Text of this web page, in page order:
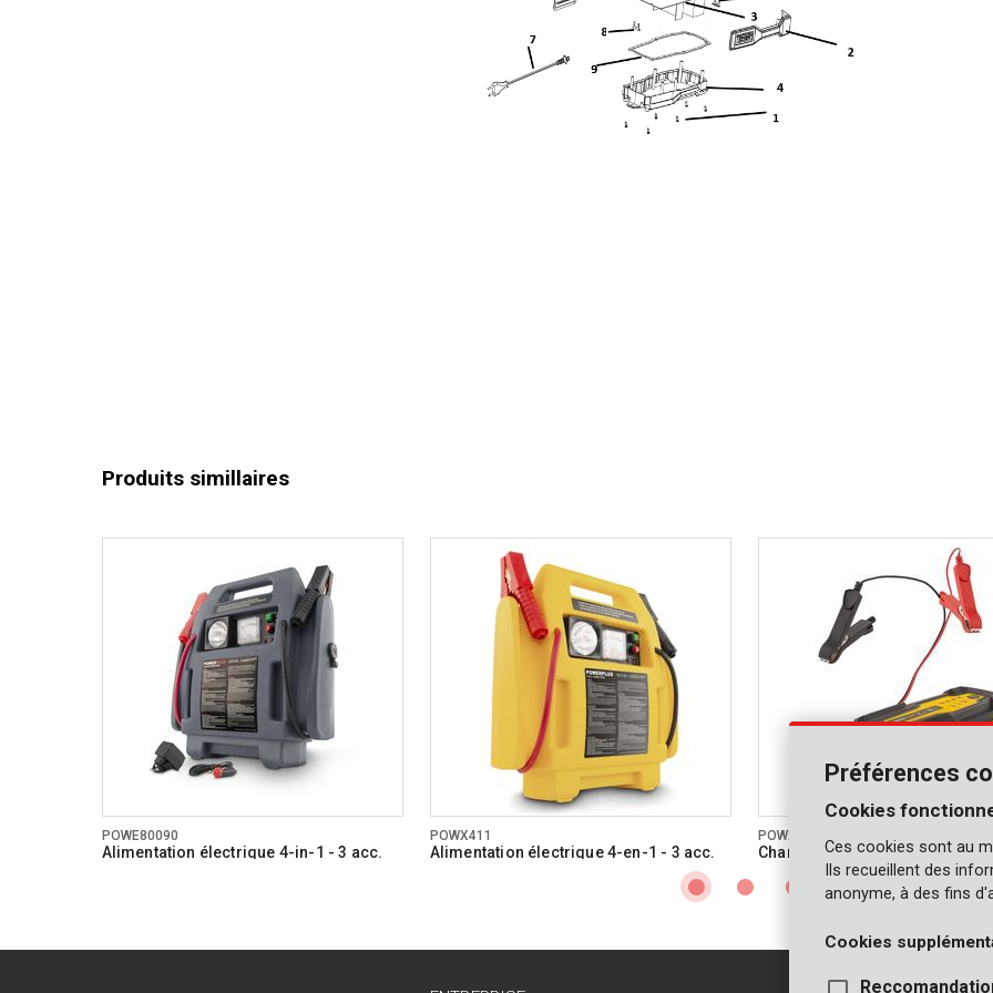
Indicateur de niveau de batterie
Indicateur d'alimentation
Produits simillaires
POWE80090
Alimentation électrique 4-in-1 - 3 acc.
POWX411
Alimentation électrique 4-en-1 - 3 acc.
POWX4201
Chargeur intelligent 12V 60Ah
Préférences
Cookies
Ces cookies sont au
Ils recueillent des
anonyme, à des fins
Cookies